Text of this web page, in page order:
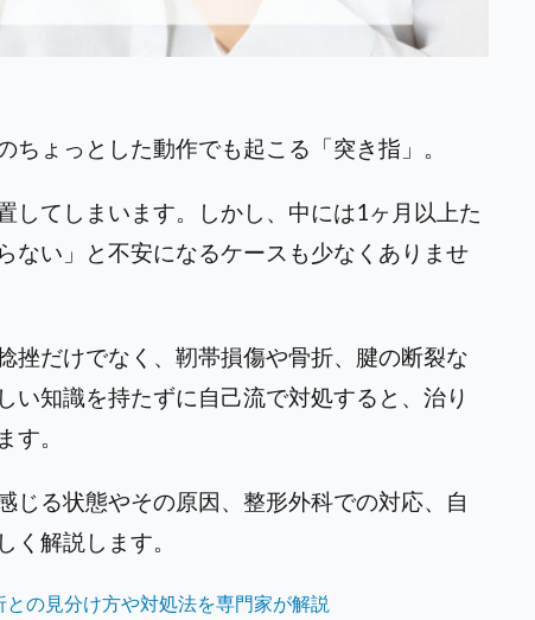
ょっとした動作でも起こる「突き指」。
してしまいます。しかし、中には1ヶ月以上た
ない」と不安になるケースも少なくありませ
挫だけでなく、靭帯損傷や骨折、腱の断裂な
い知識を持たずに自己流で対処すると、治り
す。
じる状態やその原因、整形外科での対応、自
く解説します。
の見分け方や対処法を専門家が解説